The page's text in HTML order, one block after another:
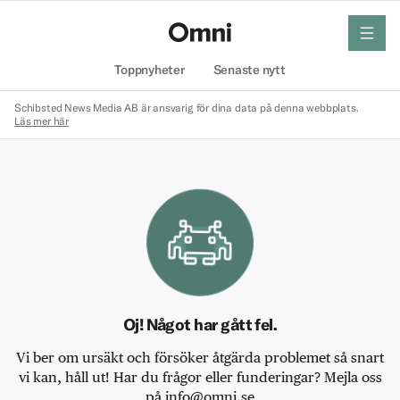
Toppnyheter Senaste nytt
meny
Schibsted News Media AB är ansvarig för dina data på denna webbplats.
Läs mer här
Oj! Något har gått fel.
Vi ber om ursäkt och försöker åtgärda problemet så snart
vi kan, håll ut! Har du frågor eller funderingar? Mejla oss